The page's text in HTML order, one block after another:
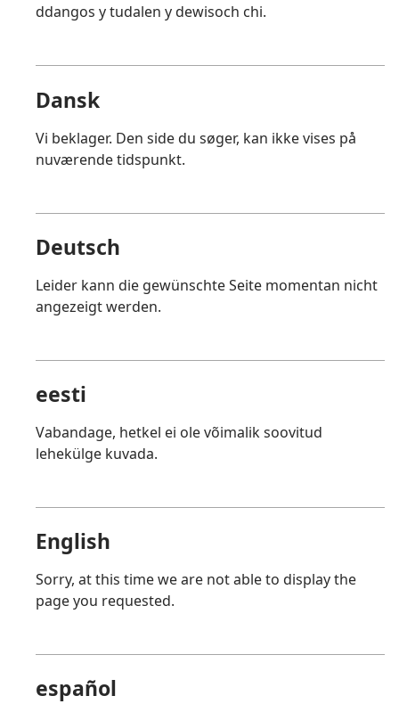
ddangos y tudalen y dewisoch chi.
Dansk
Vi beklager. Den side du søger, kan ikke vises på
nuværende tidspunkt.
Deutsch
Leider kann die gewünschte Seite momentan nicht
angezeigt werden.
eesti
Vabandage, hetkel ei ole võimalik soovitud
lehekülge kuvada.
English
Sorry, at this time we are not able to display the
page you requested.
español